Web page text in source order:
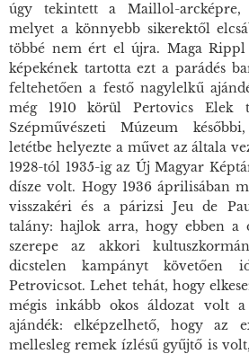
úgy tekintett a Maillol-
melyet a könnyebb sikerektől
többé nem ért el újra. Maga Rippl
képekének tartotta ezt a parádés
feltehetően a festő nagylelkű
még 1910 körül Pertovics Elek
Szépművészeti Múzeum
letétbe helyezte a művet az általa
1928-tól 1935-ig az Új Magyar
dísze volt. Hogy 1936 áprilisában
visszakéri és a párizsi Jeu de
talány: hajlok arra, hogy ebben a
szerepe az akkori
dicstelen kampányt követően
Petrovicsot. Lehet tehát, hogy
mégis inkább okos áldozat volt
ajándék: elképzelhető, hogy az
mellesleg remek ízlésű gyűjtő is